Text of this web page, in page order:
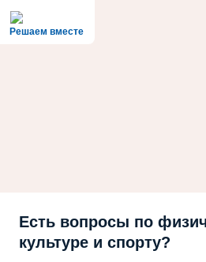
Решаем вместе
Есть вопросы по
культуре и спорту?